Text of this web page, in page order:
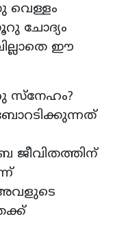
വെള്ളം
ചോദ്യം
ഈ
സ്‌നേഹം?
ജീവിതത്തിന്
അവളുടെ